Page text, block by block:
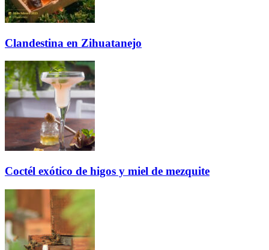
Clandestina en Zihuatanejo
Coctél exótico de higos y miel de mezquite